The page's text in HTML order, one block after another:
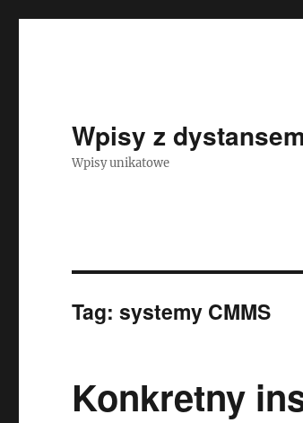
Wpisy z dystansem
Wpisy unikatowe
Tag:systemy CMMS
Konkretny